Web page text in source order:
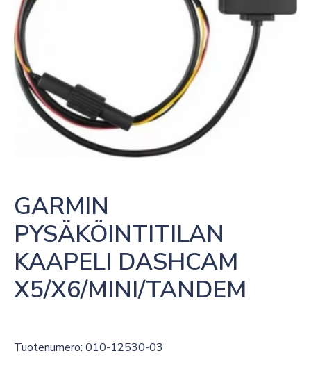
GARMIN
PYSÄKÖINTITILAN
KAAPELI DASHCAM
X5/X6/MINI/TANDEM
Tuotenumero: 010-12530-03